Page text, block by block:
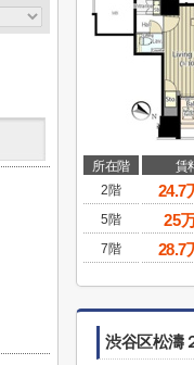
所在階 賃
2階
24.7
5階
25
7階
28.7
渋谷区松濤